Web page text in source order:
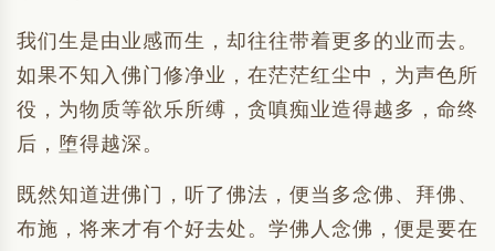
我们生是由业感而生，却往往带着更多的业而去。
如果不知入佛门修净业，在茫茫红尘中，为声色所
役，为物质等欲乐所缚，贪嗔痴业造得越多，命终
后，堕得越深。
既然知道进佛门，听了佛法，便当多念佛、拜佛、
布施，将来才有个好去处。学佛人念佛，便是要在